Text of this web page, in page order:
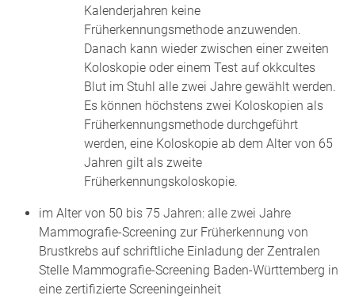
Kalenderjahren keine
Früherkennungsmethode anzuwenden.
Danach kann wieder zwischen einer zweiten
Koloskopie oder einem Test auf okkcultes
Blut im Stuhl alle zwei Jahre gewählt werden.
Es können höchstens zwei Koloskopien als
Früherkennungsmethode durchgeführt
werden, eine Koloskopie ab dem Alter von 65
Jahren gilt als zweite
Früherkennungskoloskopie.
im Alter von 50 bis 75 Jahren: alle zwei Jahre
Mammografie-Screening zur Früherkennung von
Brustkrebs auf schriftliche Einladung der Zentralen
Stelle Mammografie-Screening Baden-Württemberg in
eine zertifizierte Screeningeinheit